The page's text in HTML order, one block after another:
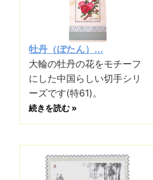
牡丹（ぼたん）...
大輪の牡丹の花をモチーフ
にした中国らしい切手シリ
ーズです(特61)。
続きを読む »